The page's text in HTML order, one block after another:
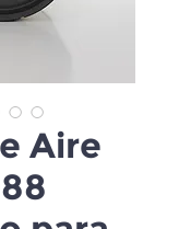
Aire